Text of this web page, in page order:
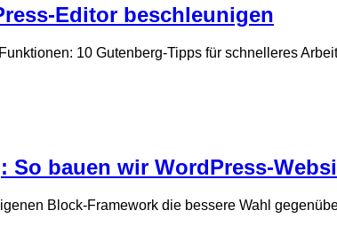
Editor beschleunigen
10 Gutenberg-Tipps für schnelleres
bauen wir WordPress-
Block-Framework die bessere Wahl